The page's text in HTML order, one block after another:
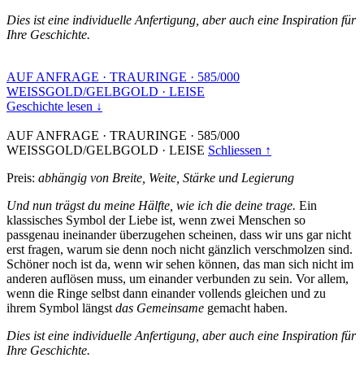
Dies ist eine individuelle Anfertigung, aber auch eine Inspiration für
Ihre Geschichte.
AUF ANFRAGE · TRAURINGE · 585/000
WEISSGOLD/GELBGOLD · LEISE
Geschichte lesen ↓
AUF ANFRAGE · TRAURINGE · 585/000
WEISSGOLD/GELBGOLD · LEISE Schliessen ↑
Preis: abhängig von Breite, Weite, Stärke und Legierung
Und nun trägst du meine Hälfte, wie ich die deine trage. Ein
klassisches Symbol der Liebe ist, wenn zwei Menschen so
passgenau ineinander überzugehen scheinen, dass wir uns gar nicht
erst fragen, warum sie denn noch nicht gänzlich verschmolzen sind.
Schöner noch ist da, wenn wir sehen können, das man sich nicht im
anderen auflösen muss, um einander verbunden zu sein. Vor allem,
wenn die Ringe selbst dann einander vollends gleichen und zu
ihrem Symbol längst das Gemeinsame gemacht haben.
Dies ist eine individuelle Anfertigung, aber auch eine Inspiration für
Ihre Geschichte.